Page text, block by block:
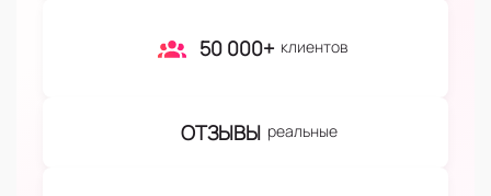
50 000+ клиентов
ОТЗЫВЫ реальные